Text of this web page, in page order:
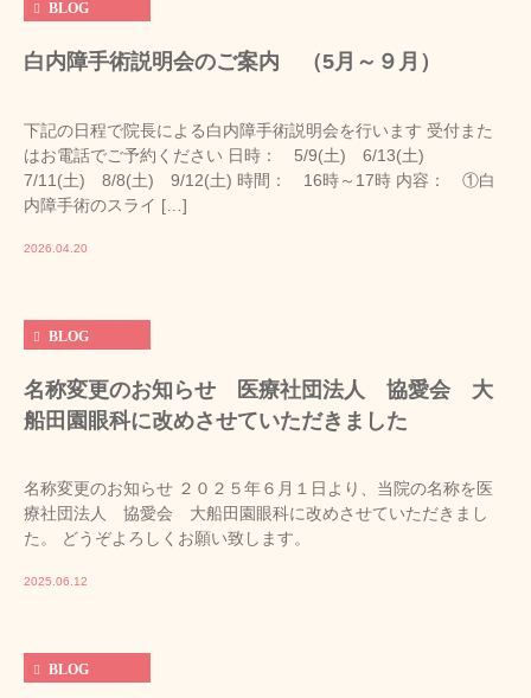
BLOG
白内障手術説明会のご案内 （5月～９月）
下記の日程で院長による白内障手術説明会を行います 受付また
はお電話でご予約ください 日時： 5/9(土) 6/13(土)
7/11(土) 8/8(土) 9/12(土) 時間： 16時～17時 内容： ①白
内障手術のスライ […]
2026.04.20
BLOG
名称変更のお知らせ 医療社団法人 協愛会 大
船田園眼科に改めさせていただきました
名称変更のお知らせ ２０２５年６月１日より、当院の名称を医
療社団法人 協愛会 大船田園眼科に改めさせていただきまし
た。 どうぞよろしくお願い致します。
2025.06.12
BLOG